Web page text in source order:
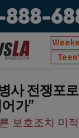
사 전쟁포
가”
보호조치 미